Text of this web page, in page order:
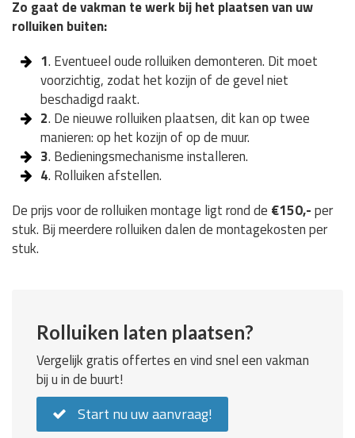
Zo gaat de vakman te werk bij het plaatsen van uw
rolluiken buiten:
1. Eventueel oude rolluiken demonteren. Dit moet
voorzichtig, zodat het kozijn of de gevel niet
beschadigd raakt.
2. De nieuwe rolluiken plaatsen, dit kan op twee
manieren: op het kozijn of op de muur.
3. Bedieningsmechanisme installeren.
4. Rolluiken afstellen.
De prijs voor de rolluiken montage ligt rond de €150,-per
stuk. Bij meerdere rolluiken dalen de montagekosten per
stuk.
Rolluiken laten plaatsen?
Vergelijk gratis offertes en vind snel een vakman
bij u in de buurt!
Start nu uw aanvraag!